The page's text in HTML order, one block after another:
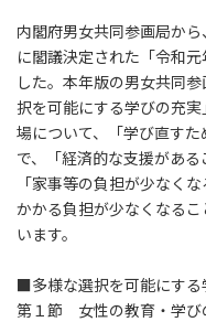
内閣府男女共同参画局か
に閣議決定された「令和
した。本年版の男女共同
択を可能にする学びの充
場について、「学び直す
で、「経済的な支援があ
「家事等の負担が少なく
かかる負担が少なくなる
います。
■多様な選択を可能にする
第１節 女性の教育・学び